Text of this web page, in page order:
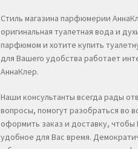
Стиль магазина парфюмерии
оригинальная туалетная вода и
парфюмом и хотите купить
для Вашего удобства работает
АннаКлер.
Наши консультанты всегда рады
вопросы, помогут разобраться во
оформить заказ и доставку, чтобы
удобное для Вас время.